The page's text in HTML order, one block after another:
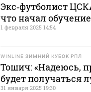
Экс‑футболист
что начал
1 февраля 2025 14:54
WINLINE ЗИМНИЙ КУБОК РПЛ
Тошич: «Надеюсь,
будет получаться
31 января 2025 19:30